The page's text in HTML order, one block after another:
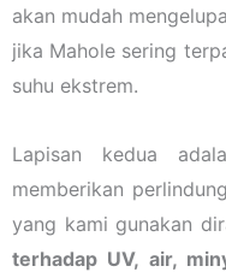
akan mudah
jika Mahole sering
suhu ekstrem.
Lapisan kedua
memberikan
yang kami gunakan
terhadap UV, air,